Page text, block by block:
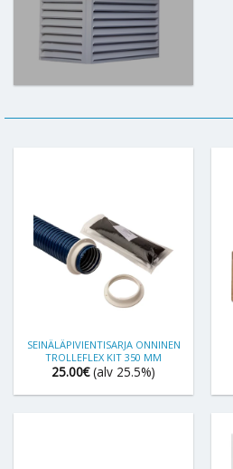
SEINÄLÄPIVIENTISARJA ONNINEN
TROLLEFLEX KIT 350 MM
25.00€ (alv 25.5%)